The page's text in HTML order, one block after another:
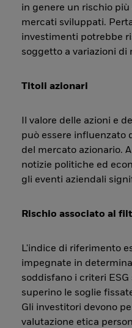
in genere un rischio
mercati sviluppati.
investimenti potrebbe
soggetto a variazioni di
Titoli azionari
Il valore delle azioni e
può essere influenzato
del mercato azionario.
notizie politiche ed
gli eventi aziendali
Rischio associato al
L'indice di riferimento
impegnate in
soddisfano i criteri
superino le soglie
Gli investitori devono
valutazione etica